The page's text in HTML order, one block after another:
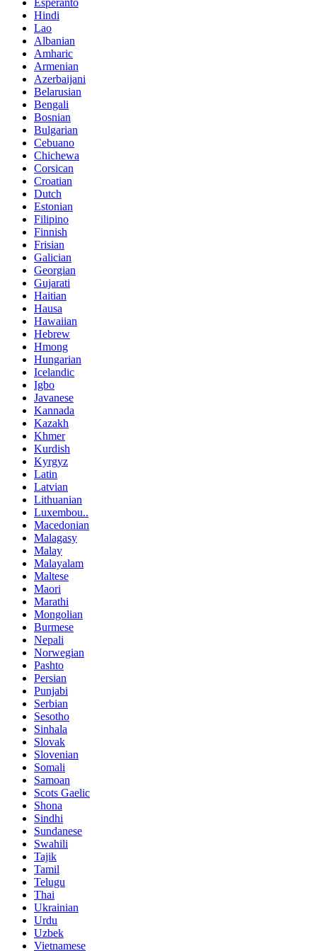
Esperanto
Hindi
Lao
Albanian
Amharic
Armenian
Azerbaijani
Belarusian
Bengali
Bosnian
Bulgarian
Cebuano
Chichewa
Corsican
Croatian
Dutch
Estonian
Filipino
Finnish
Frisian
Galician
Georgian
Gujarati
Haitian
Hausa
Hawaiian
Hebrew
Hmong
Hungarian
Icelandic
Igbo
Javanese
Kannada
Kazakh
Khmer
Kurdish
Kyrgyz
Latin
Latvian
Lithuanian
Luxembou..
Macedonian
Malagasy
Malay
Malayalam
Maltese
Maori
Marathi
Mongolian
Burmese
Nepali
Norwegian
Pashto
Persian
Punjabi
Serbian
Sesotho
Sinhala
Slovak
Slovenian
Somali
Samoan
Scots Gaelic
Shona
Sindhi
Sundanese
Swahili
Tajik
Tamil
Telugu
Thai
Ukrainian
Urdu
Uzbek
Vietnamese